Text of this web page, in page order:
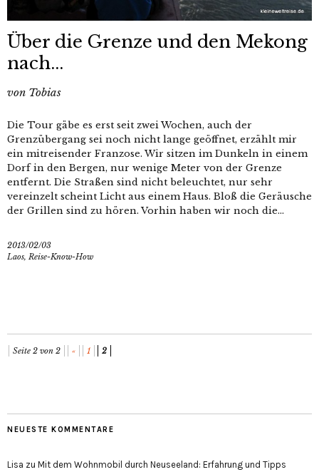
Über die Grenze und den Mekong
nach...
von Tobias
Die Tour gäbe es erst seit zwei Wochen, auch der
Grenzübergang sei noch nicht lange geöffnet, erzählt mir
ein mitreisender Franzose. Wir sitzen im Dunkeln in einem
Dorf in den Bergen, nur wenige Meter von der Grenze
entfernt. Die Straßen sind nicht beleuchtet, nur sehr
vereinzelt scheint Licht aus einem Haus. Bloß die Geräusche
der Grillen sind zu hören. Vorhin haben wir noch die...
2013/02/03
Laos, Reise-Know-How
Seite 2 von 2 « 1 2
NEUESTE KOMMENTARE
Lisa zu Mit dem Wohnmobil durch Neuseeland: Erfahrung und Tipps